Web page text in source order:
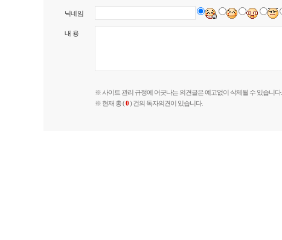
닉네임
내 용
※ 사이트 관리 규정에 어긋나는 의견글은 예고없이 삭제될 수 있습니다.
※ 현재 총 (0) 건의 독자의견이 있습니다.